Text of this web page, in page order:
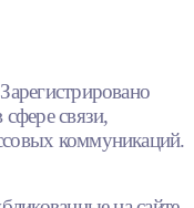
связи,
коммуникаций.